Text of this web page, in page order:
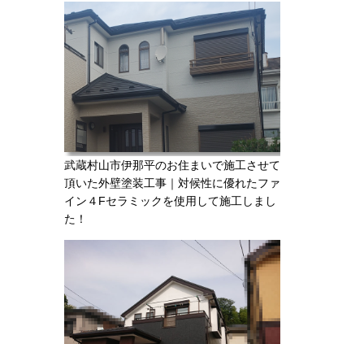
武蔵村山市伊那平のお住まいで施工させて
頂いた外壁塗装工事｜対候性に優れたファ
イン４Fセラミックを使用して施工しまし
た！